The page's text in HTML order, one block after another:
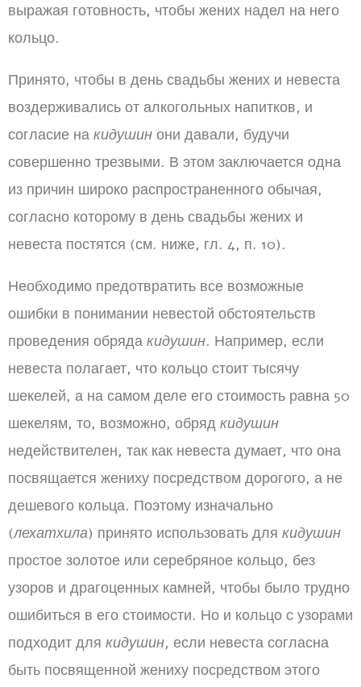
выражая готовность, чтобы жених надел на него
кольцо.
Принято, чтобы в день свадьбы жених и невеста
воздерживались от алкогольных напитков, и
согласие на кидушин они давали, будучи
совершенно трезвыми. В этом заключается одна
из причин широко распространенного обычая,
согласно которому в день свадьбы жених и
невеста постятся (см. ниже, гл. 4, п. 10).
Необходимо предотвратить все возможные
ошибки в понимании невестой обстоятельств
проведения обряда кидушин. Например, если
невеста полагает, что кольцо стоит тысячу
шекелей, а на самом деле его стоимость равна 50
шекелям, то, возможно, обряд кидушин
недействителен, так как невеста думает, что она
посвящается жениху посредством дорогого, а не
дешевого кольца. Поэтому изначально
(лехатхила) принято использовать для кидушин
простое золотое или серебряное кольцо, без
узоров и драгоценных камней, чтобы было трудно
ошибиться в его стоимости. Но и кольцо с узорами
подходит для кидушин, если невеста согласна
быть посвященной жениху посредством этого